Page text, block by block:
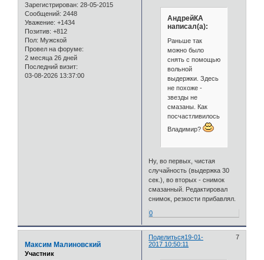
Зарегистрирован: 28-05-2015
Сообщений: 2448
Уважение: +1434
Позитив: +812
Пол: Мужской
Провел на форуме:
2 месяца 26 дней
Последний визит:
03-08-2026 13:37:00
АндрейКА
написал(а):
Раньше так
можно было
снять с помощью
вольной
выдержки. Здесь
не похоже -
звезды не
смазаны. Как
посчастливилось,
Владимир?
Ну, во первых, чистая
случайность (выдержка 30
сек.), во вторых - снимок
смазанный. Редактировал
снимок, резкости прибавлял.
0
Поделиться 7
19-01-
2017 10:50:11
Максим Малиновский
Участник